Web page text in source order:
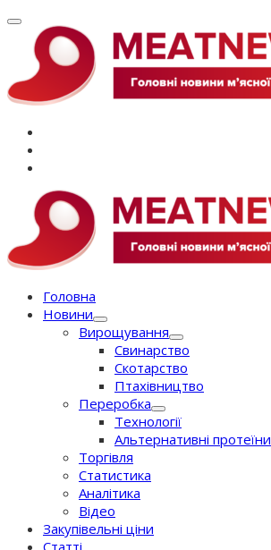
Перейти
вмісту
Головна
Новини
Вирощування
Свинарство
Скотарство
Птахівництво
Переробка
Технології
Альтернативні протеїни
Торгівля
Статистика
Аналітика
Відео
Закупівельні ціни
Статті